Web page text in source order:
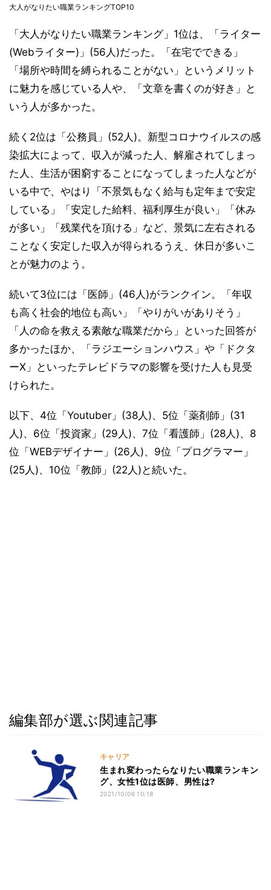
大人がなりたい職業ランキングTOP10
「大人がなりたい職業ランキング」1位は、「ライター
(Webライター)」(56人)だった。「在宅でできる」
「場所や時間を縛られることがない」というメリット
に魅力を感じている人や、「文章を書くのが好き」と
いう人が多かった。
続く2位は「公務員」(52人)。新型コロナウイルスの感
染拡大によって、収入が減った人、解雇されてしまっ
た人、生活が困窮することになってしまった人などが
いる中で、やはり「不景気もなく給与も定年まで安定
している」「安定した給料、福利厚生が良い」「休み
が多い」「残業代を頂ける」など、景気に左右される
ことなく安定した収入が得られるうえ、休日が多いこ
とが魅力のよう。
続いて3位には「医師」(46人)がランクイン。「年収
も高く社会的地位も高い」「やりがいがありそう」
「人の命を救える素敵な職業だから」といった回答が
多かったほか、「ラジエーションハウス」や「ドクタ
ーX」といったテレビドラマの影響を受けた人も見受
けられた。
以下、4位「Youtuber」(38人)、5位「薬剤師」(31
人)、6位「投資家」(29人)、7位「看護師」(28人)、8
位「WEBデザイナー」(26人)、9位「プログラマー」
(25人)、10位「教師」(22人)と続いた。
編集部が選ぶ関連記事
キャリア
生まれ変わったらなりたい職業ランキン
グ、女性1位は医師、男性は?
2021/10/06 10:18